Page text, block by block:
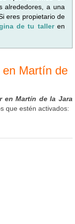
alrededores, a una
eres propietario de
de tu talleren
en Martín de
en Martín de la Jara
que estén activados: